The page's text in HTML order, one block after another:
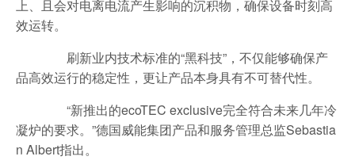
上、且会对电离电流产生影响的沉积物，确保设备时刻高
效运转。
刷新业内技术标准的“黑科技”，不仅能够确保产
品高效运行的稳定性，更让产品本身具有不可替代性。
“新推出的ecoTEC exclusive完全符合未来几年冷
凝炉的要求。”德国威能集团产品和服务管理总监Sebastia
n Albert指出。